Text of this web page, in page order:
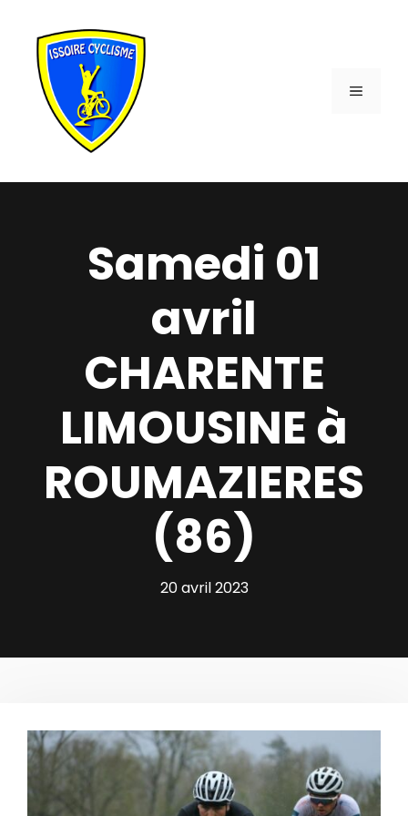
contenu
MENU
Samedi 01
avril
CHARENTE
LIMOUSINE à
ROUMAZIERES
(86)
20 avril 2023